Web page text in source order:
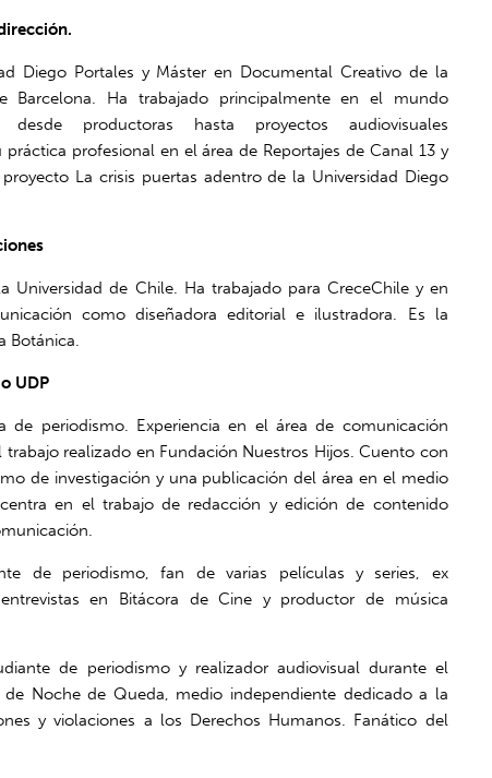
Diego Portales y Máster en Documental Creativo de la
Barcelona. Ha trabajado principalmente en el mundo
productoras hasta proyectos audiovisuales
práctica profesional en el área de Reportajes de Canal 13 y
La crisis puertas adentro de la Universidad Diego
Universidad de Chile. Ha trabajado para CreceChile y en
como diseñadora editorial e ilustradora. Es la
Botánica.
UDP
de periodismo. Experiencia en el área de comunicación
trabajo realizado en Fundación Nuestros Hijos. Cuento con
de investigación y una publicación del área en el medio
en el trabajo de redacción y edición de contenido
de periodismo, fan de varias películas y series, ex
en Bitácora de Cine y productor de música
de periodismo y realizador audiovisual durante el
Noche de Queda, medio independiente dedicado a la
y violaciones a los Derechos Humanos. Fanático del